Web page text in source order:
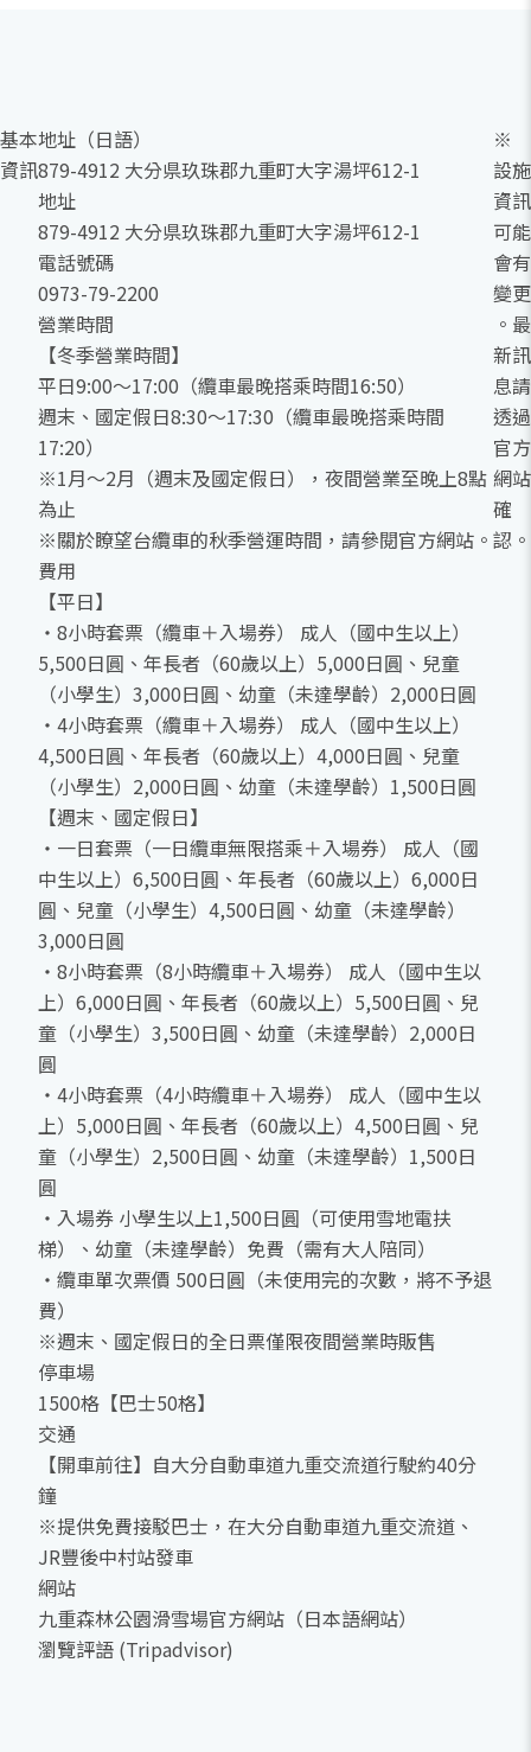
基本
資訊
地址（日語）
879-4912 大分県玖珠郡九重町大字湯坪612-1
地址
879-4912 大分県玖珠郡九重町大字湯坪612-1
電話號碼
0973-79-2200
營業時間
【冬季營業時間】
平日9:00～17:00（纜車最晚搭乘時間16:50）
週末、國定假日8:30～17:30（纜車最晚搭乘時間
17:20）
※1月～2月（週末及國定假日），夜間營業至晚上8點
為止
※關於瞭望台纜車的秋季營運時間，請參閱官方網站。
費用
【平日】
・8小時套票（纜車＋入場券） 成人（國中生以上）
5,500日圓、年長者（60歲以上）5,000日圓、兒童
（小學生）3,000日圓、幼童（未達學齡）2,000日圓
・4小時套票（纜車＋入場券） 成人（國中生以上）
4,500日圓、年長者（60歲以上）4,000日圓、兒童
（小學生）2,000日圓、幼童（未達學齡）1,500日圓
【週末、國定假日】
・一日套票（一日纜車無限搭乘＋入場券） 成人（國
中生以上）6,500日圓、年長者（60歲以上）6,000日
圓、兒童（小學生）4,500日圓、幼童（未達學齡）
3,000日圓
・8小時套票（8小時纜車＋入場券） 成人（國中生以
上）6,000日圓、年長者（60歲以上）5,500日圓、兒
童（小學生）3,500日圓、幼童（未達學齡）2,000日
圓
・4小時套票（4小時纜車＋入場券） 成人（國中生以
上）5,000日圓、年長者（60歲以上）4,500日圓、兒
童（小學生）2,500日圓、幼童（未達學齡）1,500日
圓
・入場券 小學生以上1,500日圓（可使用雪地電扶
梯）、幼童（未達學齡）免費（需有大人陪同）
・纜車單次票價 500日圓（未使用完的次數，將不予退
費）
※週末、國定假日的全日票僅限夜間營業時販售
停車場
1500格【巴士50格】
交通
【開車前往】自大分自動車道九重交流道行駛約40分
鐘
※提供免費接駁巴士，在大分自動車道九重交流道、
JR豐後中村站發車
網站
九重森林公園滑雪場官方網站（日本語網站）
瀏覽評語 (Tripadvisor)
※
設施
資訊
可能
會有
變更
。最
新訊
息請
透過
官方
網站
確
認。